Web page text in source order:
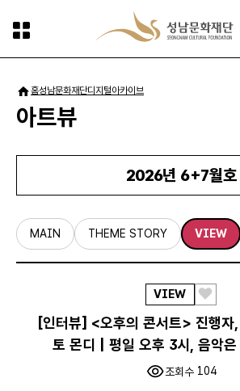
홈성남문화재단디지털아카이브
아트뷰
2026년 6+7월호
MAIN THEME STORY VIEW
VIEW
스
크
랩
하
기
[인터뷰] <오후의 콘서트> 진행자
토 몬디 | 평일 오후 3시, 음악
조회수 104